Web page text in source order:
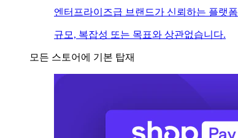
엔터프라이즈급 브랜드가 신뢰하는 플랫폼
규모, 복잡성 또는 목표와 상관없습니다.
모든 스토어에 기본 탑재